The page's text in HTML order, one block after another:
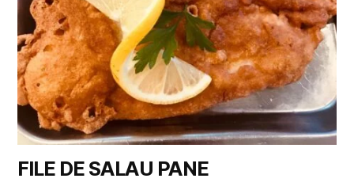
FILE DE SALAU PANE